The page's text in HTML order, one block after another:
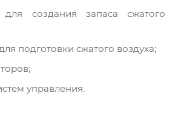
для создания запаса сжатого
подготовки сжатого воздуха;
управления.